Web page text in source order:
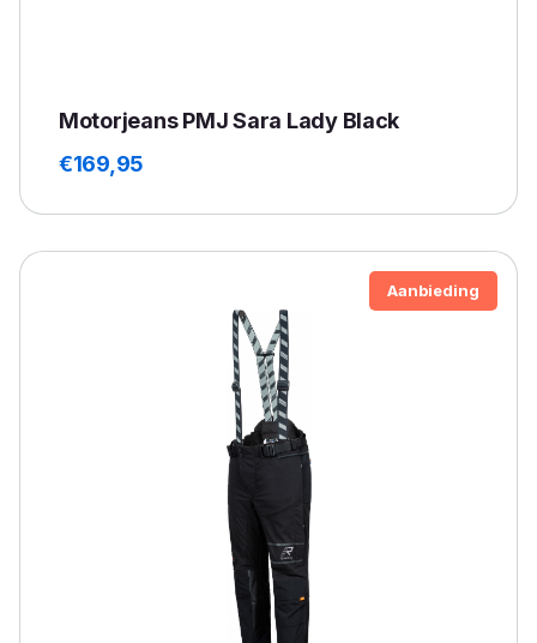
Motorjeans PMJ Sara Lady Black
€169,95
Aanbieding